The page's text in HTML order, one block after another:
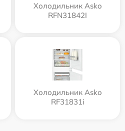
Холодильник Asko
RFN31842I
Холодильник Asko
RF31831i